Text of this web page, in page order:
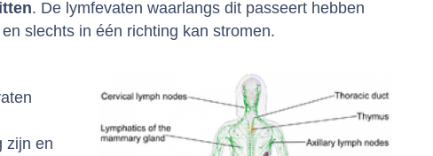
. De lymfevaten waarlangs dit passeert hebben
slechts in één richting kan stromen.
zijn en